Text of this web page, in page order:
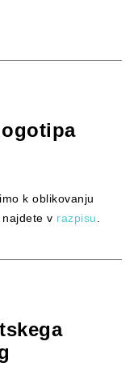
k oblikovanju
v razpisu.